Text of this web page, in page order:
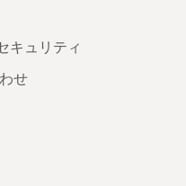
キュリティ
せ